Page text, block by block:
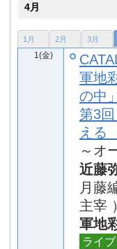
4月
1月 2月 3月
1(金)
軍地
の中」
第3
える
～オ
近藤
月藤
主宰 ）
軍地
ライ